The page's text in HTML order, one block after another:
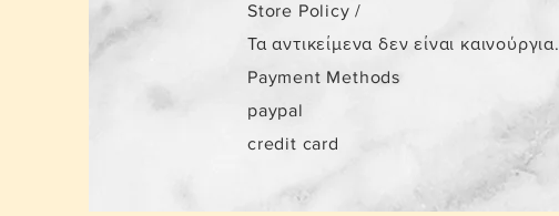
Store Policy/
Τα αντικείμενα δεν είναι καινούργια.
Payment Methods
paypal
credit card